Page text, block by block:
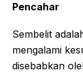
Pencahar
Sembelit
mengalami
disebabkan